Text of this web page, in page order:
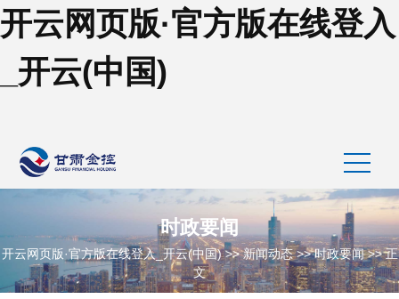
开云网页版·官方版在线登入
_开云(中国)
时政要闻
开云网页版·官方版在线登入_开云(中国)>>新闻动态>>时政要闻>> 正
文